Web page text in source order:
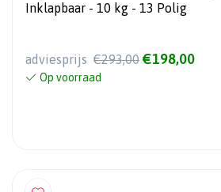
Inklapbaar - 10 kg - 13 Polig
adviesprijs €293,00 €198,00
Op voorraad